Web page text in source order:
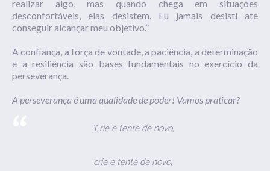
realizar algo, mas quando chega em situações
desconfortáveis, elas desistem. Eu jamais desisti até
conseguir alcançar meu objetivo.”
A confiança, a força de vontade, a paciência, a determinação
e a resiliência são bases fundamentais no exercício da
perseverança.
A perseverança é uma qualidade de poder! Vamos praticar?
“Crie e tente de novo,
crie e tente de novo,